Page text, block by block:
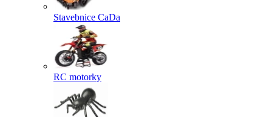
Stavebnice CaDa
RC motorky